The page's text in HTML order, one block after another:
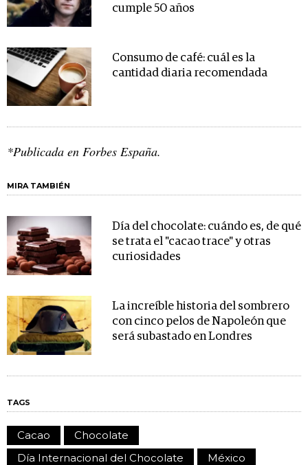
cumple 50 años
Consumo de café: cuál es la
cantidad diaria recomendada
*Publicada en Forbes España.
MIRA TAMBIÉN
Día del chocolate: cuándo es, de qué
se trata el "cacao trace" y otras
curiosidades
La increíble historia del sombrero
con cinco pelos de Napoleón que
será subastado en Londres
TAGS
Cacao
Chocolate
Día Internacional del Chocolate
México